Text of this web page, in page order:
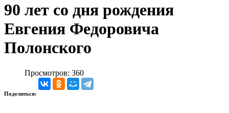
90 лет со дня рождения
Евгения Федоровича
Полонского
Просмотров: 360
Поделиться: